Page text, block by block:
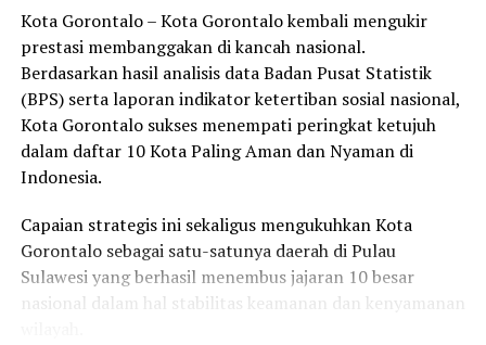
Kota Gorontalo – Kota Gorontalo kembali mengukir
prestasi membanggakan di kancah nasional.
Berdasarkan hasil analisis data Badan Pusat Statistik
(BPS) serta laporan indikator ketertiban sosial nasional,
Kota Gorontalo sukses menempati peringkat ketujuh
dalam daftar 10 Kota Paling Aman dan Nyaman di
Indonesia.
Capaian strategis ini sekaligus mengukuhkan Kota
Gorontalo sebagai satu-satunya daerah di Pulau
Sulawesi yang berhasil menembus jajaran 10 besar
nasional dalam hal stabilitas keamanan dan kenyamanan